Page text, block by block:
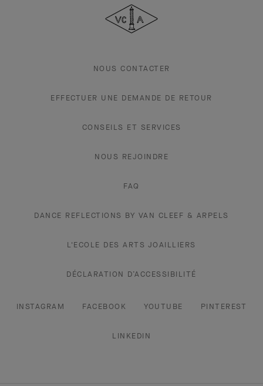
&
Arpels
NOUS CONTACTER
EFFECTUER UNE DEMANDE DE RETOUR
CONSEILS ET SERVICES
NOUS REJOINDRE
FAQ
DANCE REFLECTIONS BY VAN CLEEF & ARPELS
L'ECOLE DES ARTS JOAILLIERS
DÉCLARATION D’ACCESSIBILITÉ
INSTAGRAM FACEBOOK YOUTUBE PINTEREST
LINKEDIN